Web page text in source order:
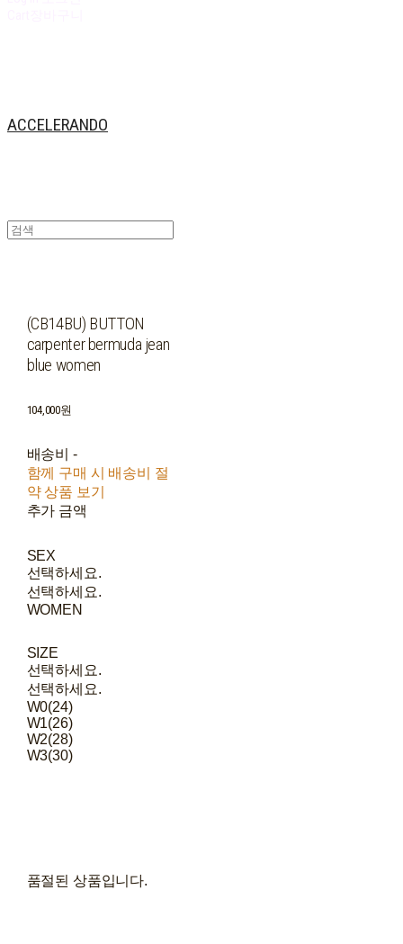
ACCELERANDO
(CB14BU) BUTTON
carpenter bermuda jean
blue women
104,000원
배송비 -
함께 구매 시 배송비 절
약 상품 보기
추가 금액
SEX
선택하세요.
선택하세요.
WOMEN
SIZE
선택하세요.
선택하세요.
W0(24)
W1(26)
W2(28)
W3(30)
품절된 상품입니다.